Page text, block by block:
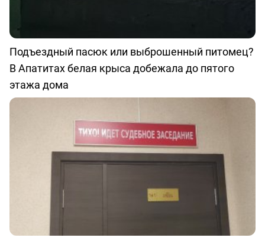
Подъездный пасюк или выброшенный питомец?
В Апатитах белая крыса добежала до пятого
этажа дома